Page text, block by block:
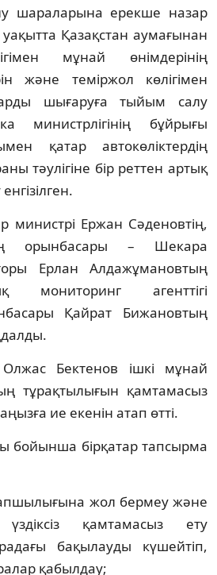
шараларына ерекше назар
уақытта Қазақстан аумағынан
мұнай өнімдерінің
және теміржол көлігімен
шығаруға тыйым салу
министрлігінің бұйрығы
қатар автокөліктердің
тәулігіне бір реттен артық
министрі Ержан Сәденовтің,
орынбасары – Шекара
Ерлан Алдажұмановтың
агенттігі
Қайрат Бижановтың
Бектенов ішкі мұнай
тұрақтылығын қамтамасыз
ие екенін атап өтті.
бойынша бірқатар тапсырма
жол бермеу және
үздіксіз қамтамасыз ету
бақылауды күшейтіп,
қабылдау;